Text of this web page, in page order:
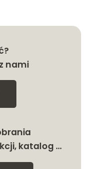
nami
katalog …